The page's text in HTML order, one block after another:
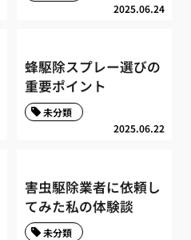
2025.06.24
蜂駆除スプレー選びの
重要ポイント
2025.06.22
未分類
害虫駆除業者に依頼し
てみた私の体験談
未分類